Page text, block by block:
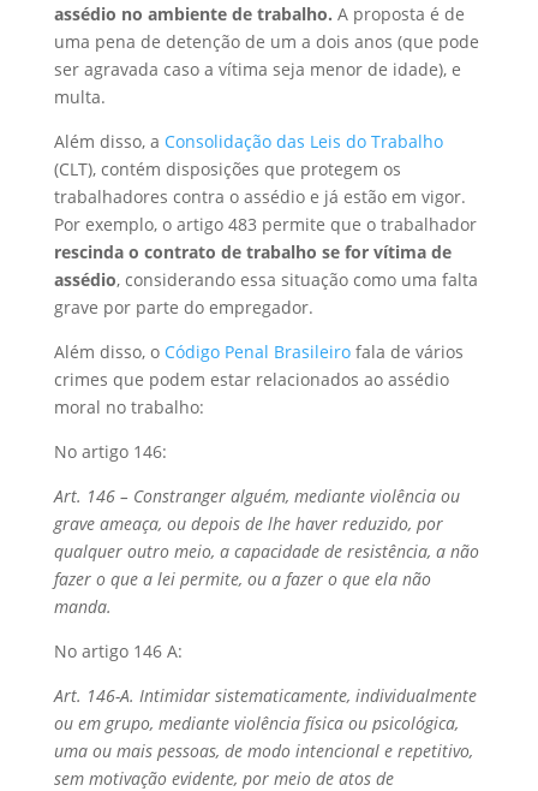
assédio no ambiente de trabalho. A proposta é de
uma pena de detenção de um a dois anos (que pode
ser agravada caso a vítima seja menor de idade), e
multa.
Além disso, a Consolidação das Leis do Trabalho
(CLT), contém disposições que protegem os
trabalhadores contra o assédio e já estão em vigor.
Por exemplo, o artigo 483 permite que o trabalhador
rescinda o contrato de trabalho se for vítima de
assédio, considerando essa situação como uma falta
grave por parte do empregador.
Além disso, o Código Penal Brasileirofala de vários
crimes que podem estar relacionados ao assédio
moral no trabalho:
No artigo 146:
Art. 146 – Constranger alguém, mediante violência ou
grave ameaça, ou depois de lhe haver reduzido, por
qualquer outro meio, a capacidade de resistência, a não
fazer o que a lei permite, ou a fazer o que ela não
manda.
No artigo 146 A:
Art. 146-A. Intimidar sistematicamente, individualmente
ou em grupo, mediante violência física ou psicológica,
uma ou mais pessoas, de modo intencional e repetitivo,
sem motivação evidente, por meio de atos de